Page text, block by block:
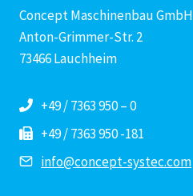
Concept Maschinenbau GmbH
Anton-Grimmer-Str. 2
73466 Lauchheim
+49 / 7363 950 – 0
+49 / 7363 950 -181
info@concept-systec.com